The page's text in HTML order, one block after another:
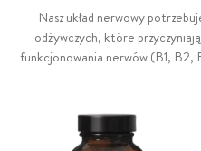
Nasz układ nerwowy
odżywczych, które
funkcjonowania nerwów (B1,
umożliwiając optymalną